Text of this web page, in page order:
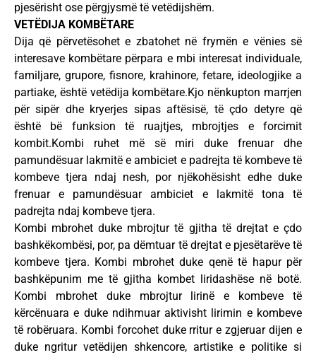
pjesërisht ose përgjysmë të vetëdijshëm.
VETËDIJA KOMBËTARE
Dija që përvetësohet e zbatohet në frymën e vënies së
interesave kombëtare përpara e mbi interesat individuale,
familjare, grupore, fisnore, krahinore, fetare, ideologjike a
partiake, është vetëdija kombëtare.Kjo nënkupton marrjen
për sipër dhe kryerjes sipas aftësisë, të çdo detyre që
është bë funksion të ruajtjes, mbrojtjes e forcimit
kombit.Kombi ruhet më së miri duke frenuar dhe
pamundësuar lakmitë e ambiciet e padrejta të kombeve të
kombeve tjera ndaj nesh, por njëkohësisht edhe duke
frenuar e pamundësuar ambiciet e lakmitë tona të
padrejta ndaj kombeve tjera.
Kombi mbrohet duke mbrojtur të gjitha të drejtat e çdo
bashkëkombësi, por, pa dëmtuar të drejtat e pjesëtarëve të
kombeve tjera. Kombi mbrohet duke qenë të hapur për
bashkëpunim me të gjitha kombet liridashëse në botë.
Kombi mbrohet duke mbrojtur lirinë e kombeve të
kërcënuara e duke ndihmuar aktivisht lirimin e kombeve
të robëruara. Kombi forcohet duke rritur e zgjeruar dijen e
duke ngritur vetëdijen shkencore, artistike e politike si